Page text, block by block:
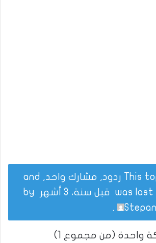
This topic has 0 ردود, مشارك واحد, and
was last قبل سنة، 3 أشهر
.
واحدة (من مجموع 1)